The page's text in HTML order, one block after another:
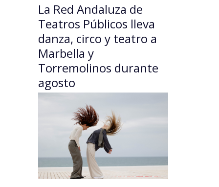
La Red Andaluza de
Teatros Públicos lleva
danza, circo y teatro a
Marbella y
Torremolinos durante
agosto